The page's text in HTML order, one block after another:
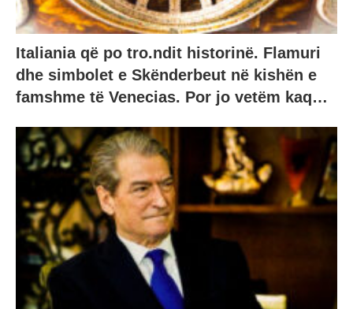
Italiania që po tro.ndit historinë. Flamuri
dhe simbolet e Skënderbeut në kishën e
famshme të Venecias. Por jo vetëm kaq…